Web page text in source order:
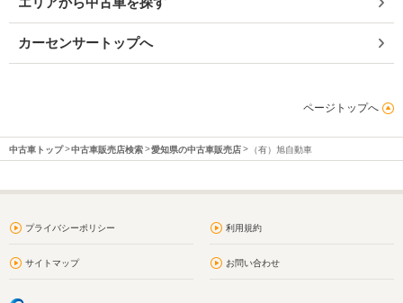
カーセンサートップへ
ページトップへ
中古車トップ 中古車販売店検索 愛知県の中古車販売店 （有）旭自動車
プライバシーポリシー 利用規約
サイトマップ お問い合わせ